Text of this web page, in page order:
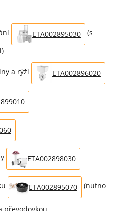
ETA002895030
(s
a rýži ETA002896020
ETA002898030
ETA002895070 (nutno